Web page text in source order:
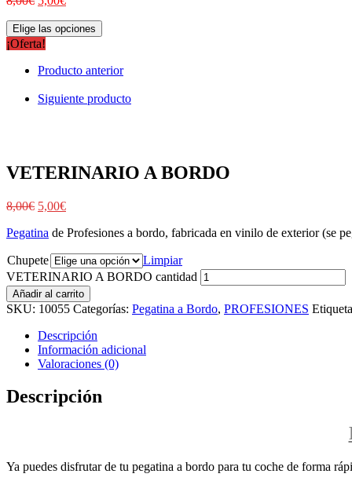
Elige las opciones
¡Oferta!
Producto anterior
Siguiente producto
VETERINARIO A BORDO
8,00€ 5,00€
Pegatina de Profesiones a bordo, fabricada en vinilo de exterior (se
Chupete
Limpiar
VETERINARIO A BORDO cantidad
Añadir al carrito
SKU: 10055 Categorías: Pegatina a Bordo, PROFESIONES
Descripción
Información adicional
Valoraciones (0)
Descripción
Ya puedes disfrutar de tu pegatina a bordo para tu coche de forma